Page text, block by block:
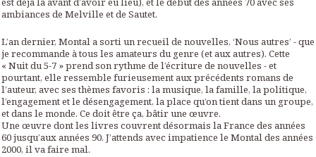
ambiances de Melville et de Sautet.
L’an dernier, Montal a sorti un recueil de nouvelles, ‘Nous autres’ - que
je recommande à tous les amateurs du genre (et aux autres). Cette
« Nuit du 5-7 » prend son rythme de l’écriture de nouvelles - et
pourtant, elle ressemble furieusement aux précédents romans de
l’auteur, avec ses thèmes favoris : la musique, la famille, la politique,
l’engagement et le désengagement, la place qu’on tient dans un groupe,
et dans le monde. Ce doit être ça, bâtir une œuvre.
Une œuvre dont les livres couvrent désormais la France des années
60 jusqu’aux années 90. J’attends avec impatience le Montal des années
2000, il va faire mal.